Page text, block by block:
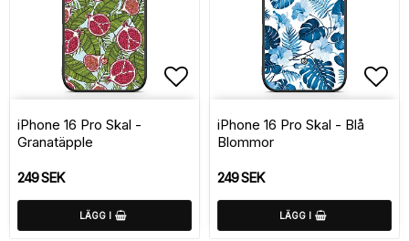
Lägg till i favoritlistan
iPhone 16 Pro Skal -
Granatäpple
249 SEK
LÄGG I
iPhone 16 Pro Skal - Blå
Blommor
249 SEK
LÄGG I